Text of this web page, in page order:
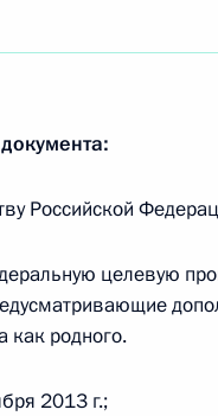
10:05
на
Российской
целевую
как родного.
2013 г.;